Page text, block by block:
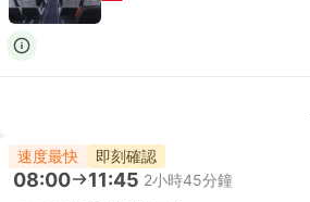
速度最快 即刻確認
08:00 11:45 2小時45分鐘